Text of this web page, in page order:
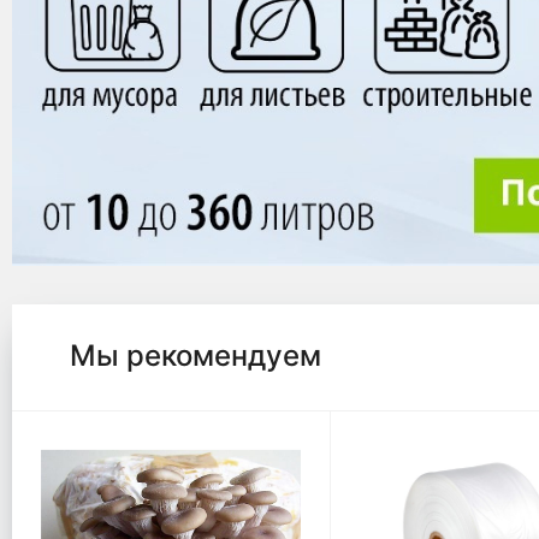
Мы рекомендуем